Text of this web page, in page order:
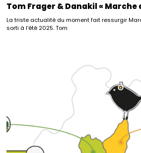
Tom Frager & Danakil « Marche
La triste actualité du moment fait ressurgir
sorti à l’été 2025. Tom